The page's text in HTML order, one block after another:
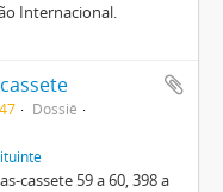
Internacional.
Dossiê
cassete 59 a 60, 398 a